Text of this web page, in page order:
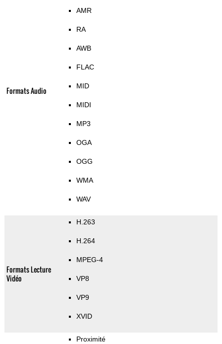
Formats Audio
AMR
RA
AWB
FLAC
MID
MIDI
MP3
OGA
OGG
WMA
WAV
Formats Lecture
Vidéo
H.263
H.264
MPEG-4
VP8
VP9
XVID
Proximité